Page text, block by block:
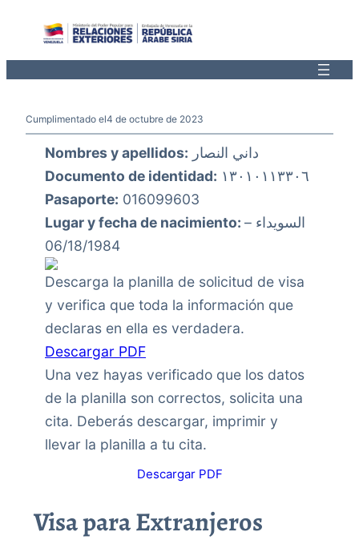
Cumplimentado el4 de octubre de 2023
Nombres y apellidos: داني النصار
Documento de identidad: ١٣٠١٠١١٣٣٠٦
Pasaporte: 016099603
Lugar y fecha de nacimiento: السويداء –
06/18/1984
Descarga la planilla de solicitud de visa
y verifica que toda la información que
declaras en ella es verdadera.
Descargar PDF
Una vez hayas verificado que los datos
de la planilla son correctos, solicita una
cita. Deberás descargar, imprimir y
llevar la planilla a tu cita.
Descargar PDF
Visa para Extranjeros